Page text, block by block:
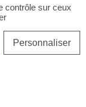
contrôle sur ceux
Personnaliser